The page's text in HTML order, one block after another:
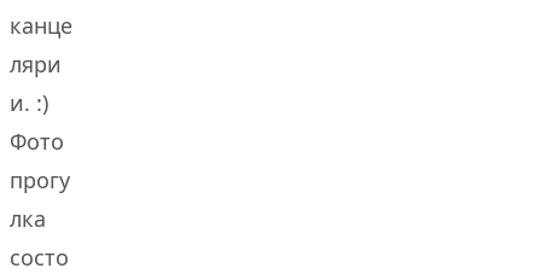
канце
ляри
и. :)
Фото
прогу
лка
состо